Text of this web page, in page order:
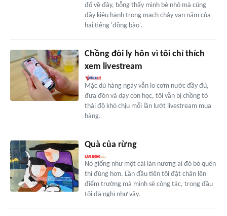
đổ về đây, bỗng thấy mình bé nhỏ mà cũng
đầy kiêu hãnh trong mạch chảy vạn năm của
hai tiếng 'đồng bào'.
Chồng đòi ly hôn vì tôi chỉ thích
xem livestream
Mặc dù hàng ngày vẫn lo cơm nước đầy đủ,
đưa đón và dạy con học, tôi vẫn bị chồng tỏ
thái độ khó chịu mỗi lần lướt livestream mua
hàng.
Quà của rừng
Nó giống như một cái lán nương ai đó bỏ quên
thì đúng hơn. Lần đầu tiên tôi đặt chân lên
điểm trường mà mình sẽ công tác, trong đầu
tôi đã nghĩ như vậy.